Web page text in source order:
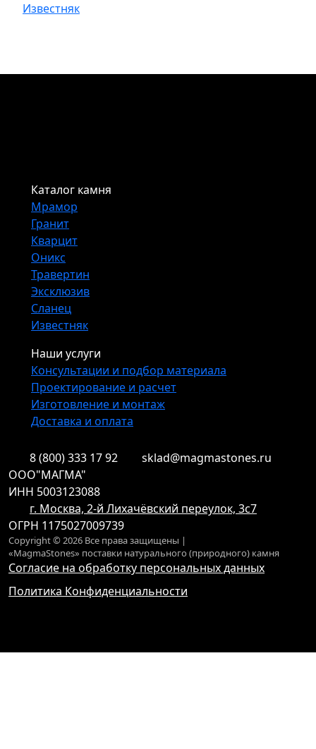
Известняк
Каталог камня
Мрамор
Гранит
Кварцит
Оникс
Травертин
Эксклюзив
Сланец
Известняк
Наши услуги
Консультации и подбор материала
Проектирование и расчет
Изготовление и монтаж
Доставка и оплата
8 (800) 333 17 92
sklad@magmastones.ru
ООО"МАГМА"
ИНН 5003123088
г. Москва, 2-й Лихачёвский переулок, 3с7
ОГРН 1175027009739
Copyright © 2026 Все права защищены |
«MagmaStones» поставки натурального (природного) камня
Согласие на обработку персональных данных
Политика Конфиденциальности